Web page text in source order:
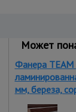
Может
Фанера TEAM
мм, береза,